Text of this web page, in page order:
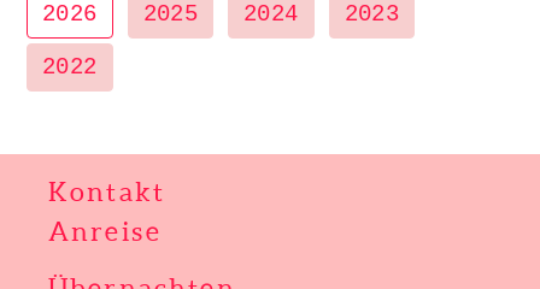
2026 2025 2024
2023
2022
Kontakt
Anreise